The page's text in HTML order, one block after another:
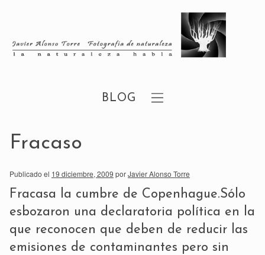
BLOG
Fracaso
Publicado el 19 diciembre, 2009 porJavier Alonso Torre
Fracasa la cumbre de Copenhague.Sólo
esbozaron una declaratoria política en la
que reconocen que deben de reducir las
emisiones de contaminantes pero sin